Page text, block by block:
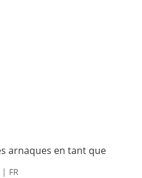
arnaques en tant que
FR